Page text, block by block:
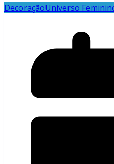
DecoraçãoUniverso